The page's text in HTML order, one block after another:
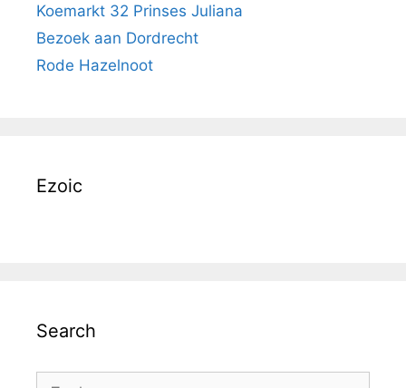
Koemarkt 32 Prinses Juliana
Bezoek aan Dordrecht
Rode Hazelnoot
Ezoic
Search